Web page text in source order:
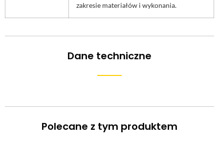
zakresie materiałów i wykonania.
Dane techniczne
Polecane z tym produktem